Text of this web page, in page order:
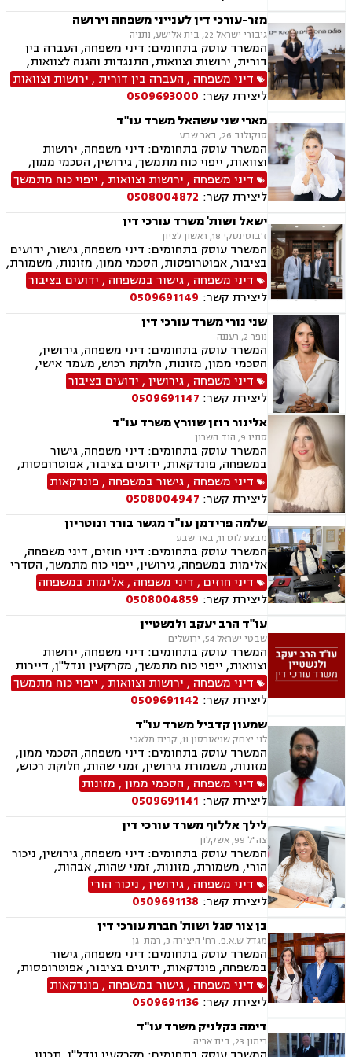
הורות חד מינית, עסקאות מתנה, העברה בין דורית,
פונדקאות, חטיפת ילדים, ידועים בציבור, ייצוג
קטינים, גישור במשפחה
מזר-עורכי דין לענייני משפחה וירושה
גיבורי ישראל 22, בית אלישע, נתניה
המשרד עוסק בתחומים: דיני משפחה, העברה בין
דורית, ירושות וצוואות, התנגדות והגנה לצוואות,
ייפוי כוח מתמשך, הסכמי ממון, גישור במשפחה,
ידועים בציבור, אפוטרופסות, אבהות, מזונות,
משמורת, גירושין, הורות חד מינית, חוק הנוער,
חלוקת רכוש, זמני שהות, ניכור הורי, גישור
ובוררויות.
דיני משפחה , העברה בין דורית , ירושות וצוואות
ליצירת קשר: 0509693000
מארי שני עשהאל משרד עו"ד
סוקולוב 26, באר שבע
המשרד עוסק בתחומים: דיני משפחה, ירושות
וצוואות, ייפוי כוח מתמשך, גירושין, הסכמי ממון,
נישואים אזרחיים, מעמד אישי, אפוטרופסות, מזונות,
התנגדויות לצוואות, הסכמים, בוררות
דיני משפחה , ירושות וצוואות , ייפוי כוח מתמשך
ליצירת קשר: 0508004872
ישאל ושות' משרד עורכי דין
ז'בוטינסקי 18, ראשון לציון
המשרד עוסק בתחומים: דיני משפחה, גישור, ידועים
בציבור, אפוטרופסות, הסכמי ממון, מזונות, משמורת,
גירושין, טוען רבני, חלוקת רכוש, מעמד אישי, זמני
שהות, אומנה, ניכור הורי, מקרקעין ונדל"ן, ליקויי
בניה, עסקאות מכר דירה, דיני חברות, מסחרי אזרחי,
צווי מניעה, הוצאה לפועל ירושות וצוואות, גישור
עסקי, סכסוכי שכנים
דיני משפחה ,גישור במשפחה , ידועים בציבור
ליצירת קשר: 0509691149
שני נורי משרד עורכי דין
נופר 2, רעננה
המשרד עוסק בתחומים: דיני משפחה, גירושין,
הסכמי ממון, מזונות, חלוקת רכוש, מעמד אישי,
תיאום הורי, זמני שהות, אלימות במשפחה, ניכור
הורי, אפוטרופסות, ירושות וצוואות, גישור במשפחה,
ליטיגציה, ייפוי כוח מתמשך
דיני משפחה ,גירושין, ידועים בציבור
ליצירת קשר: 0509691147
אלינור רוזן שוורץ משרד עו"ד
סתיו 9, הוד השרון
המשרד עוסק בתחומים: דיני משפחה, גישור
במשפחה, פונדקאות, ידועים בציבור, אפוטרופסות,
פונדקאות חו"ל גיאורגיה, גירושין, הורות חד מינית,
חלוקת רכוש, מעמד אישי, תיאום הורי, חטיפת ילדים,
זמני שהות, ניכור הורי, עסקאות במתנה, ייפוי כוח
מתמשך, ירושות וצוואות.
דיני משפחה ,גישור במשפחה , פונדקאות
ליצירת קשר: 0508004947
שלמה פרידמן עו"ד מגשר בורר ונוטריון
מבצע לוט 11, באר שבע
המשרד עוסק בתחומים: דיני חוזים, דיני משפחה,
אלימות במשפחה, גירושין, ייפוי כוח מתמשך, הסדרי
ראיה, מזונות, ירושות וצוואות, הסכמי ממון, גישור
במשפחה, חדלות פירעון, דיני עבודה, זכויות נשים
בהריון, עסקאות מכר דירה
דיני חוזים , דיני משפחה ,אלימות במשפחה
ליצירת קשר: 0508004859
עו"ד הרב יעקב ולנשטיין
שבטי ישראל 54, ירושלים
המשרד עוסק בתחומים: דיני משפחה, ירושות
וצוואות, ייפוי כוח מתמשך, מקרקעין ונדל"ן, דיירות
מוגנת, עסקאות מכר דירה
דיני משפחה , ירושות וצוואות , ייפוי כוח מתמשך
ליצירת קשר: 0509691142
שמעון קדביל משרד עו"ד
לוי יצחק שניאורסון 11, קרית מלאכי
המשרד עוסק בתחומים: דיני משפחה, הסכמי ממון,
מזונות, משמורת גירושין, זמני שהות, חלוקת רכוש,
מעמד אישי, ניכור הורי, העברת בין דורית, ירושות
וצוואות, ייפוי כוח מתמשך, דיני חוזים, נדל"ן
ומקרקעין, עסקאות מכר דירה, פינוי מושכר
דיני משפחה , הסכמי ממון, מזונות
ליצירת קשר: 0509691141
לילך אללוף משרד עורכי דין
צה"ל 99, אשקלון
המשרד עוסק בתחומים: דיני משפחה, גירושין, ניכור
הורי, משמורת, מזונות, זמני שהות, אבהות,
אפוטרופסות, גישור, חוק הנוער, חלוקת רכוש, ייפוי
כוח מתמשך חדלות פירעון, הוצאה לפועל, מחיקת
והסדרי חובות, פשיטת רגל.
דיני משפחה ,גירושין, ניכור הורי
ליצירת קשר: 0509691138
בן צור סגל ושות' חברת עורכי דין
מגדל ש.א.פ. רח' היצירה 3, רמת-גן
המשרד עוסק בתחומים: דיני משפחה, גישור
במשפחה, פונדקאות, ידועים בציבור, אפוטרופסות,
הסכמי ממון, אבהות, מזונות, החזקת ילדים, גירושין,
הורות חד מינית, נישואים אזרחיים, חוק הנוער,
אימוץ, חלוקת רכוש, מעמד אישי, תיאום הורי, חטיפת
ילדים, זמני שהות, אומנה, ניכור הורי, עסקאות
מתנה, ירושות וצוואות, ייפוי כוח מתמשך
דיני משפחה ,גישור במשפחה , פונדקאות
ליצירת קשר: 0509691136
דימה בקלניק משרד עו"ד
רימון 23, בית אריה